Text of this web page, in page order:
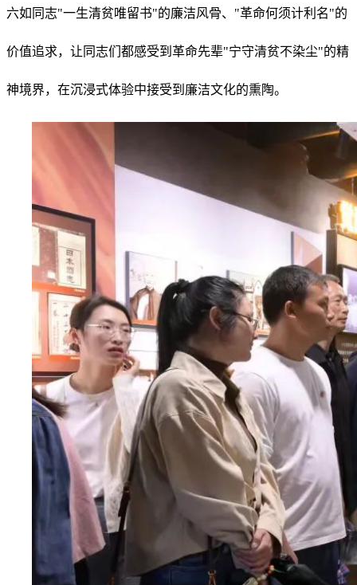
六如同志"一生清贫唯留书"的廉洁风骨、"革命何须计利名"的
价值追求，让同志们都感受到革命先辈"宁守清贫不染尘"的精
神境界，在沉浸式体验中接受到廉洁文化的熏陶。